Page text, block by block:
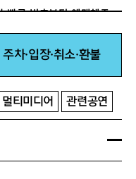
빠른 번호부터 예매해주
’에서 관객 입장 방법에
the lowest available
for entry order, not as
enter by reservation nu
the "Audience Guide"
주차·입장·취소·환불
멀티미디어 관련공연